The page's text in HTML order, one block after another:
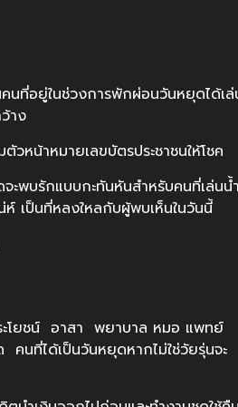
อยู่ในช่วงการพักผ่อนวันหยุดได้เล่
าง
าหมายเลขบัตรประชาชนให้โชค
บรักแบบกะทันหันสำหรับคนที่เล่นน้ำ
เป็นที่หลงใหลกับผู้พบเห็นในวันนี้
ะโยชน์ อาสา พยาบาล หมอ แพทย์
นที่ได้เป็นวันหยุดหากไม่ใช่วัยรุ่นจะ